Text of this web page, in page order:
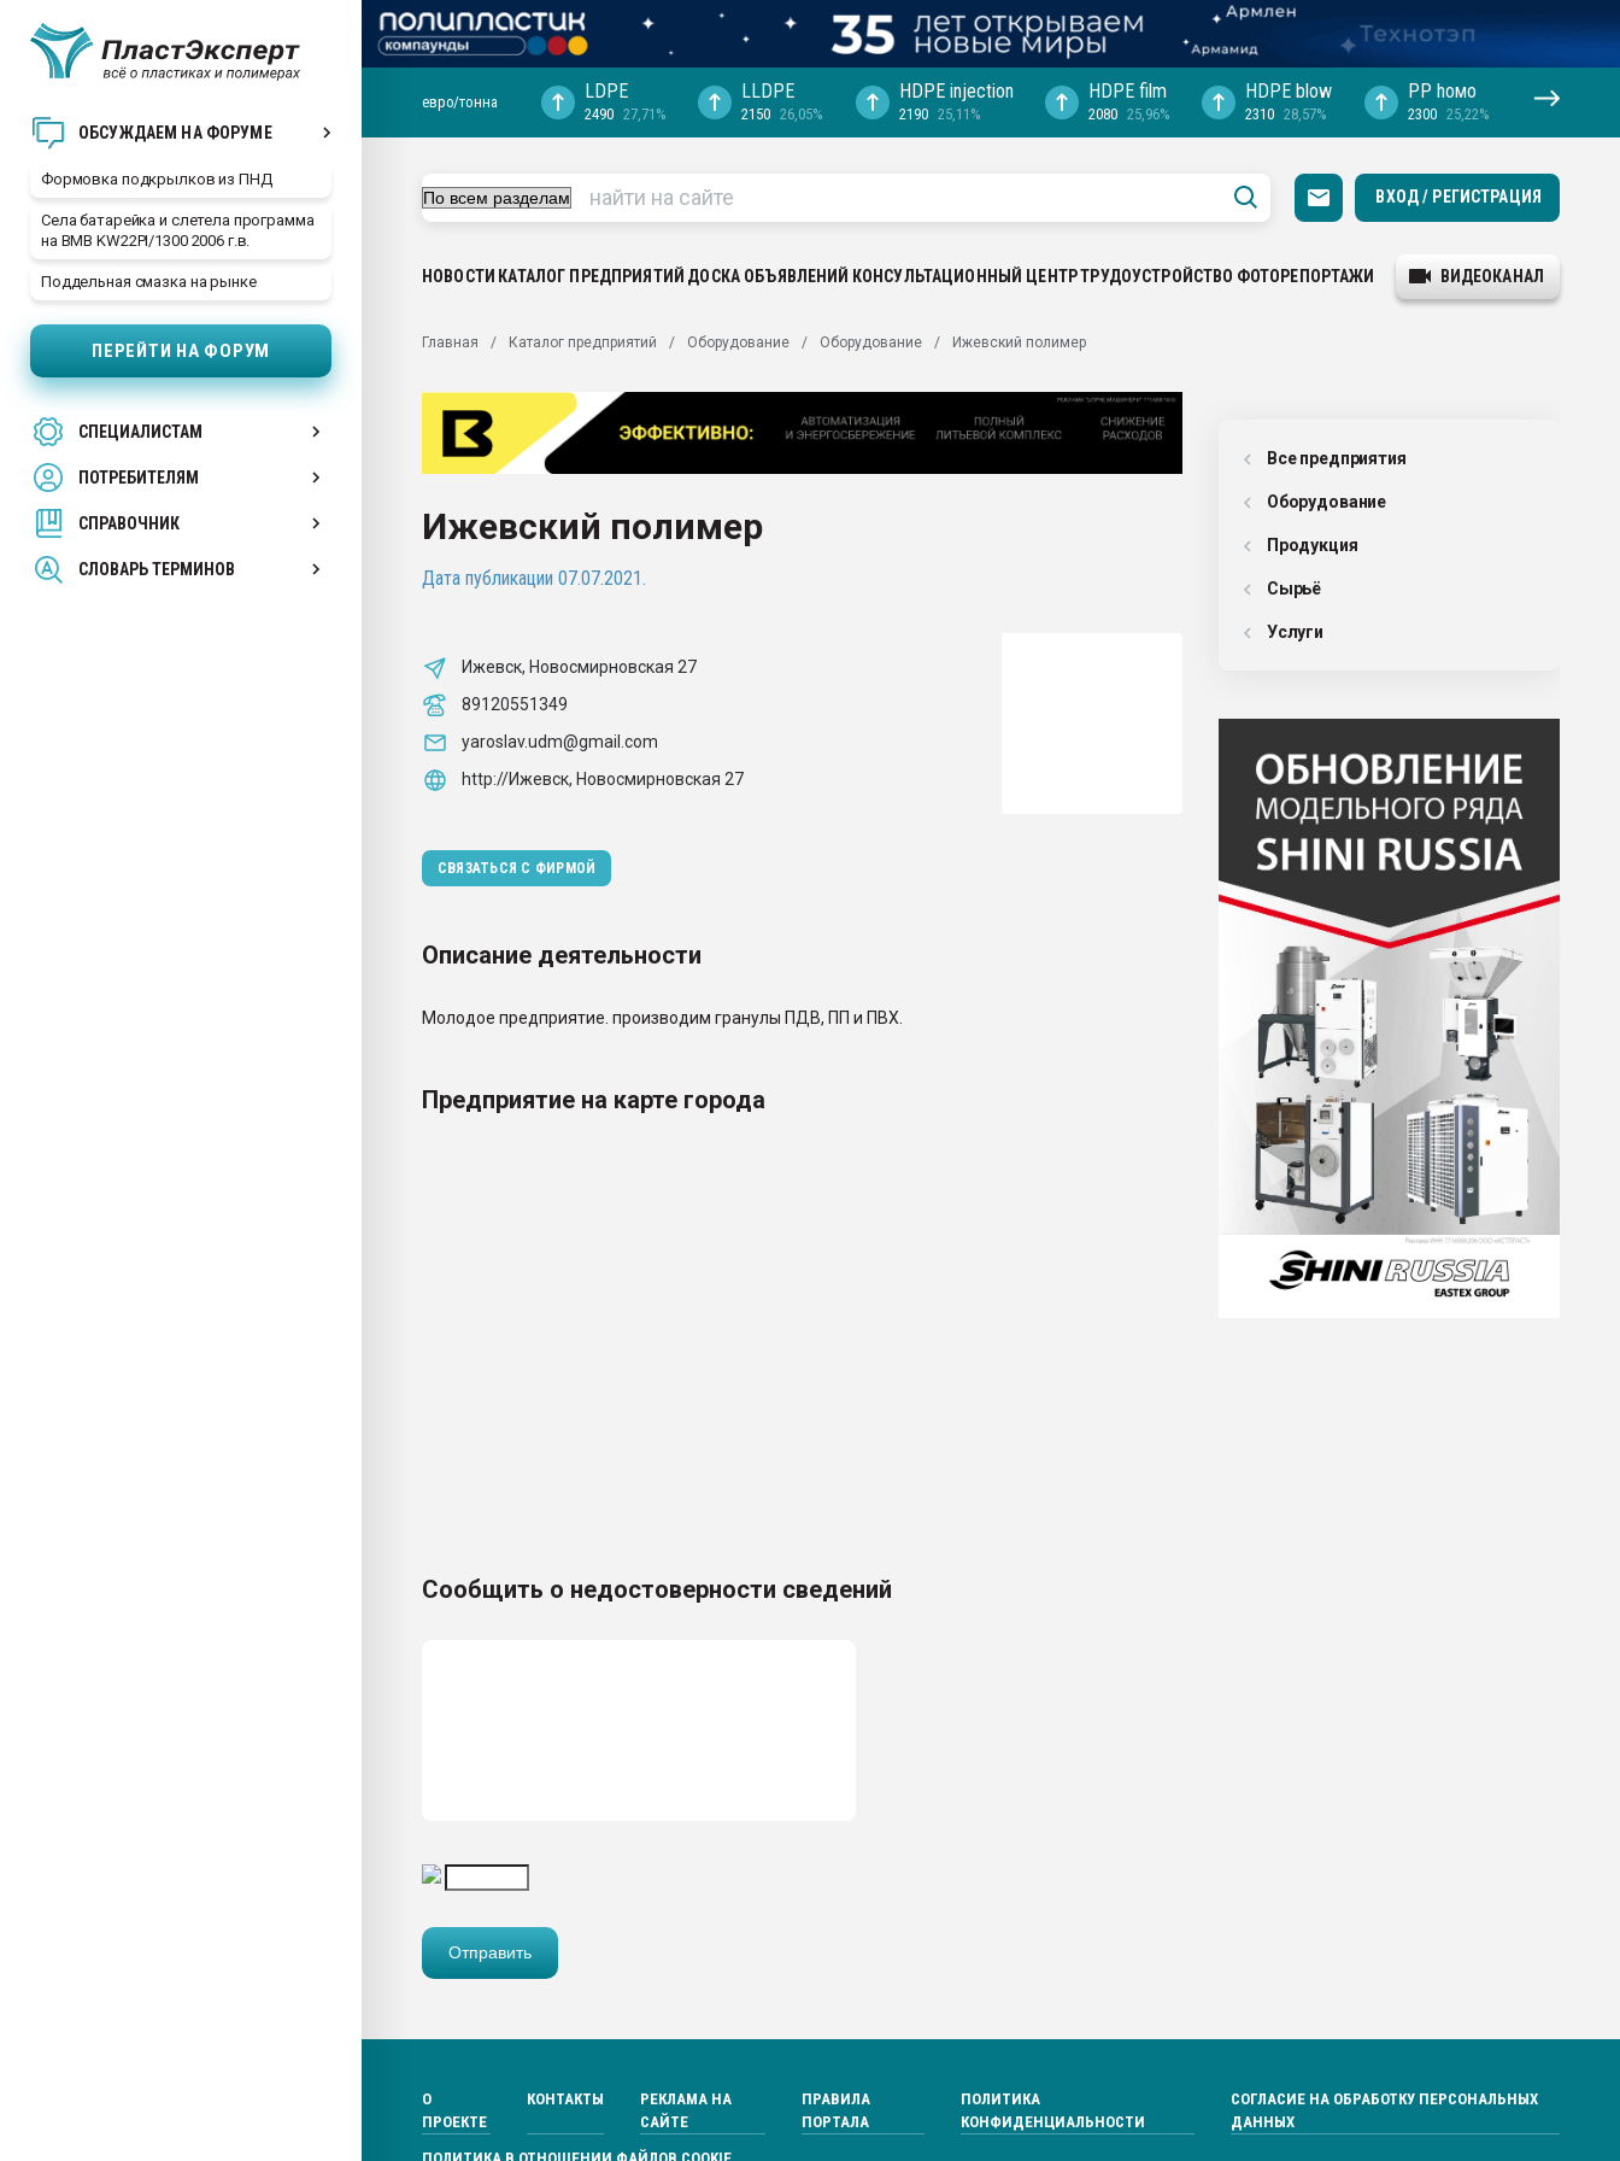
ОБСУЖДАЕМ НА ФОРУМЕ
Формовка подкрылков из ПНД
Села батарейка и слетела программа
на BMB KW22PI/1300 2006 г.в.
Поддельная смазка на рынке
ПЕРЕЙТИ НА ФОРУМ
СПЕЦИАЛИСТАМ
ПОТРЕБИТЕЛЯМ
СПРАВОЧНИК
СЛОВАРЬ ТЕРМИНОВ
29.07.2026 ФРП помог "Ижевскому
Вакуум-формовочные машины:
ближайшее подмосковье, с.-в.
28.07.2026 Автоматизация выходит на
первый план в переработке
пластмасс
ситуацией на строительном рынке
бутылок
евро/тонна LDPE
2490 27,71%
LLDPE
2150 26,05%
HDPE injection
2190 25,11%
HDPE film
2080 25,96%
HDPE blow
2310 28,57%
PP hомо
2300 25,22%
ВХОД / РЕГИСТРАЦИЯ
НОВОСТИ КАТАЛОГ ПРЕДПРИЯТИЙ ДОСКА ОБЪЯВЛЕНИЙ КОНСУЛЬТАЦИОННЫЙ ЦЕНТРТРУДОУСТРОЙСТВО ФОТОРЕПОРТАЖИ ВИДЕОКАНАЛ
Главная Каталог предприятий Оборудование Оборудование Ижевский полимер
Ижевский полимер
Дата публикации 07.07.2021.
Ижевск, Новосмирновская 27
89120551349
yaroslav.udm@gmail.com
http://Ижевск, Новосмирновская 27
СВЯЗАТЬСЯ С ФИРМОЙ
Описание деятельности
Молодое предприятие. производим гранулы ПДВ, ПП и ПВХ.
Предприятие на карте города
Сообщить о недостоверности сведений
Все предприятия
Оборудованиe
Продукция
Сырьё
Услуги
О
ПРОЕКТЕ
КОНТАКТЫ
РЕКЛАМА НА
САЙТЕ
ПРАВИЛА
ПОРТАЛА
ПОЛИТИКА
КОНФИДЕНЦИАЛЬНОСТИ
СОГЛАСИЕ НА ОБРАБОТКУ ПЕРСОНАЛЬНЫХ
ДАННЫХ